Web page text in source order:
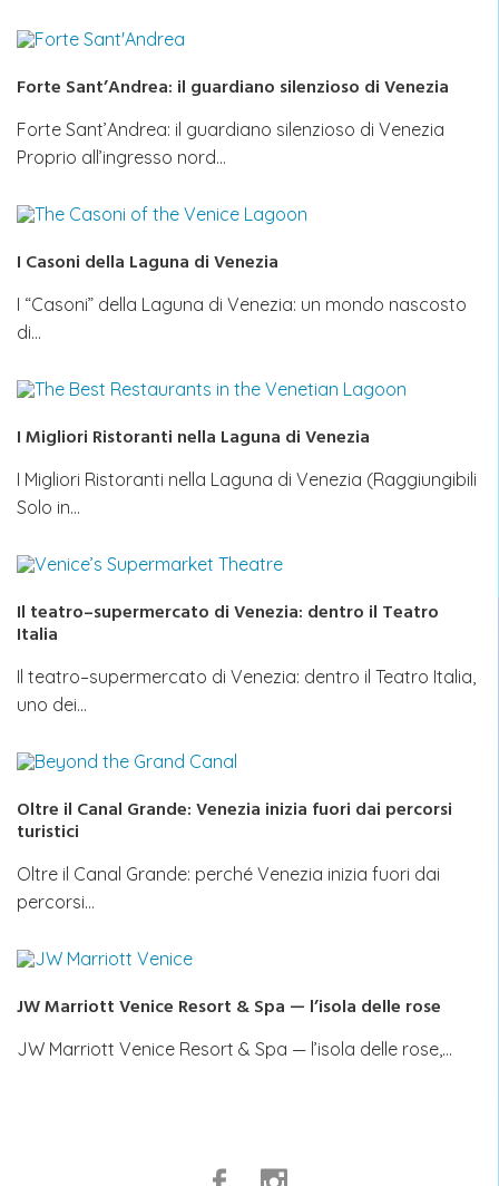
Forte Sant’Andrea: il guardiano silenzioso di Venezia
Forte Sant’Andrea: il guardiano silenzioso di Venezia
Proprio all’ingresso nord…
I Casoni della Laguna di Venezia
I “Casoni” della Laguna di Venezia: un mondo nascosto
di…
I Migliori Ristoranti nella Laguna di Venezia
I Migliori Ristoranti nella Laguna di Venezia (Raggiungibili
Solo in…
Il teatro–supermercato di Venezia: dentro il Teatro
Italia
Il teatro–supermercato di Venezia: dentro il Teatro Italia,
uno dei…
Oltre il Canal Grande: Venezia inizia fuori dai percorsi
turistici
Oltre il Canal Grande: perché Venezia inizia fuori dai
percorsi…
JW Marriott Venice Resort & Spa — l’isola delle rose
JW Marriott Venice Resort & Spa — l’isola delle rose,…